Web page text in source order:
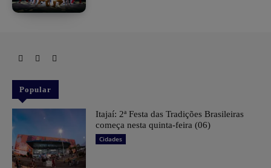
Popular
​Itajaí: 2ª Festa das Tradições Brasileiras
começa nesta quinta-feira (06)
Cidades